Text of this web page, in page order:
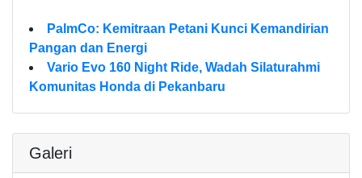
PalmCo: Kemitraan Petani Kunci Kemandirian
Pangan dan Energi
Vario Evo 160 Night Ride, Wadah Silaturahmi
Komunitas Honda di Pekanbaru
Galeri